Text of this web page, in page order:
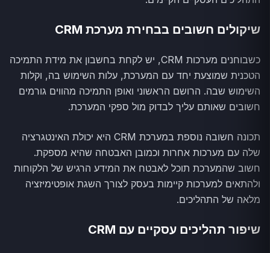
שיקולים חשובים בבחירת מערכת CRM
כשבוחנים מערכות CRM, יש לקחת בחשבון את מידת התמיכה
הטכנית שמוצעת יחד עם המערכת, עלות השימוש בה, וקלות
השימוש שבה. הרושם הראשוני ואופן התמיכה מהווים גורמים
חשובים שאותם עליך לבדוק מול ספקי המערכת.
תכונה חשובה נוספת במערכת CRM היא יכולת האינטגרציה
שלה עם מערכות אחרות וכמובן האבטחה שהיא מספקת.
חשוב שהמערכת תוכל לאבטח את המידע הרגיש של הלקוחות
ולהתאים למערכות קיימות בעסק לצורך השגת אופטימיזציה
מלאה של התהליכים.
שיפור תהליכים עסקיים עם CRM